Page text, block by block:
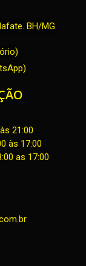
BH/MG
21:00
às 17:00
as 17:00